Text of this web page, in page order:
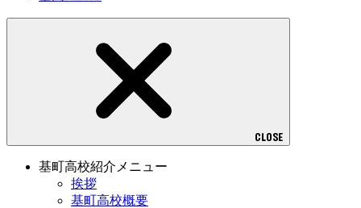
CLOSE
基町高校紹介メニュー
挨拶
基町高校概要